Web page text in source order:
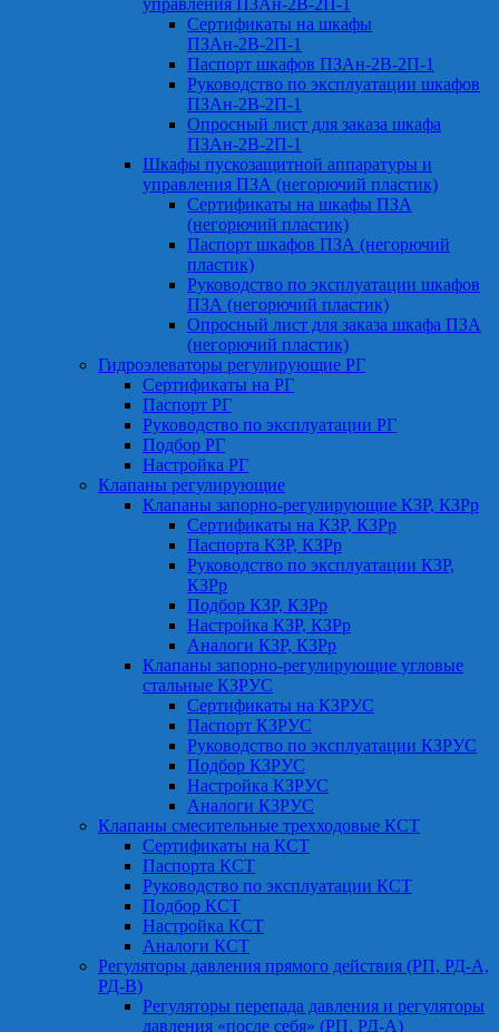
управления ПЗАн-2В-2П-1
Сертификаты на шкафы
ПЗАн-2В-2П-1
Паспорт шкафов ПЗАн-2В-2П-1
Руководство по эксплуатации шкафов
ПЗАн-2В-2П-1
Опросный лист для заказа шкафа
ПЗАн-2В-2П-1
Шкафы пускозащитной аппаратуры и
управления ПЗА (негорючий пластик)
Сертификаты на шкафы ПЗА
(негорючий пластик)
Паспорт шкафов ПЗА (негорючий
пластик)
Руководство по эксплуатации шкафов
ПЗА (негорючий пластик)
Опросный лист для заказа шкафа ПЗА
(негорючий пластик)
Гидроэлеваторы регулирующие РГ
Сертификаты на РГ
Паспорт РГ
Руководство по эксплуатации РГ
Подбор РГ
Настройка РГ
Клапаны регулирующие
Клапаны запорно-регулирующие КЗР, КЗРр
Сертификаты на КЗР, КЗРр
Паспорта КЗР, КЗРр
Руководство по эксплуатации КЗР,
КЗРр
Подбор КЗР, КЗРр
Настройка КЗР, КЗРр
Аналоги КЗР, КЗРр
Клапаны запорно-регулирующие угловые
стальные КЗРУС
Сертификаты на КЗРУС
Паспорт КЗРУС
Руководство по эксплуатации КЗРУС
Подбор КЗРУС
Настройка КЗРУС
Аналоги КЗРУС
Клапаны смесительные трехходовые КСТ
Сертификаты на КСТ
Паспорта КСТ
Руководство по эксплуатации КСТ
Подбор КСТ
Настройка КСТ
Аналоги КСТ
Регуляторы давления прямого действия (РП, РД-А,
РД-В)
Регуляторы перепада давления и регуляторы
давления «после себя» (РП, РД-А)